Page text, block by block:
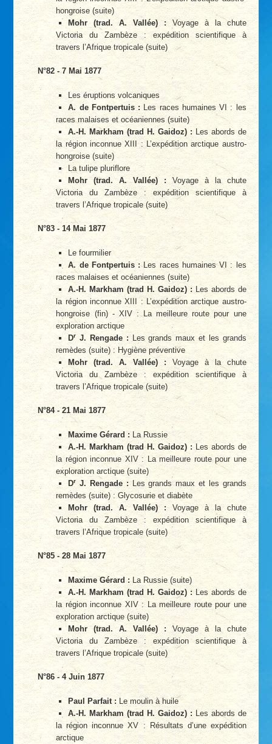
hongroise (suite)
Mohr (trad. A. Vallée) :Voyage à la chute
Victoria du Zambèze : expédition scientifique à
travers l’Afrique tropicale (suite)
N°82 - 7 Mai 1877
Les éruptions volcaniques
A. de Fontpertuis :Les races humaines VI : les
races malaises et océaniennes (suite)
A.-H. Markham (trad H. Gaidoz) :Les abords de
la région inconnue XIII : L’expédition arctique austro-
hongroise (suite)
La tulipe pluriflore
Mohr (trad. A. Vallée) : Voyage à la chute
Victoria du Zambèze : expédition scientifique à
travers l’Afrique tropicale (suite)
N°83 - 14 Mai 1877
Le fourmilier
A. de Fontpertuis :Les races humaines VI : les
races malaises et océaniennes (suite)
A.-H. Markham (trad H. Gaidoz) :Les abords de
la région inconnue XIII : L’expédition arctique austro-
hongroise (fin) - XIV : La meilleure route pour une
exploration arctique
Dr J. Rengade :Les grands maux et les grands
remèdes (suite) : Hygiène préventive
Mohr (trad. A. Vallée) : Voyage à la chute
Victoria du Zambèze : expédition scientifique à
travers l’Afrique tropicale (suite)
N°84 - 21 Mai 1877
Maxime Gérard :La Russie
A.-H. Markham (trad H. Gaidoz) : Les abords de
la région inconnue XIV : La meilleure route pour une
exploration arctique (suite)
Dr J. Rengade :Les grands maux et les grands
remèdes (suite) : Glycosurie et diabète
Mohr (trad. A. Vallée) : Voyage à la chute
Victoria du Zambèze : expédition scientifique à
travers l’Afrique tropicale (suite)
N°85 - 28 Mai 1877
Maxime Gérard :La Russie (suite)
A.-H. Markham (trad H. Gaidoz) :Les abords de
la région inconnue XIV : La meilleure route pour une
exploration arctique (suite)
Mohr (trad. A. Vallée) : Voyage à la chute
Victoria du Zambèze : expédition scientifique à
travers l’Afrique tropicale (suite)
N°86 - 4 Juin 1877
Paul Parfait : Le moulin à huile
A.-H. Markham (trad H. Gaidoz) : Les abords de
la région inconnue XV : Résultats d’une expédition
arctique